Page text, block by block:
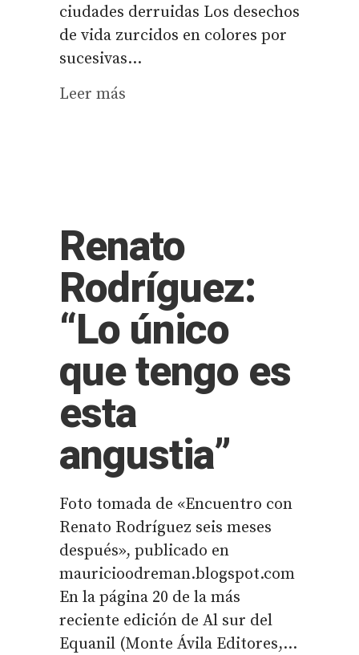
ciudades derruidas Los desechos
de vida zurcidos en colores por
sucesivas...
Leer más
Renato
Rodríguez:
“Lo único
que tengo es
esta
angustia”
Foto tomada de «Encuentro con
Renato Rodríguez seis meses
después», publicado en
mauricioodreman.blogspot.com
En la página 20 de la más
reciente edición de Al sur del
Equanil (Monte Ávila Editores,...